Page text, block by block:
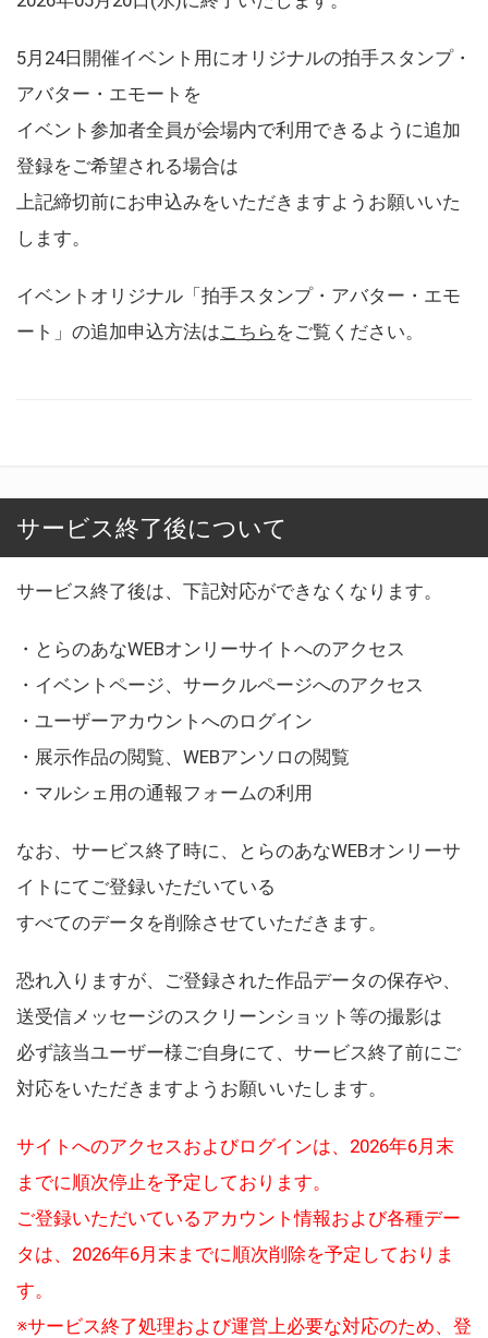
5月24日開催イベント用にオリジナルの拍手スタンプ・
アバター・エモートを
イベント参加者全員が会場内で利用できるように追加
登録をご希望される場合は
上記締切前にお申込みをいただきますようお願いいた
します。
イベントオリジナル「拍手スタンプ・アバター・エモ
ート」の追加申込方法はこちら をご覧ください。
サービス終了後について
サービス終了後は、下記対応ができなくなります。
・とらのあなWEBオンリーサイトへのアクセス
・イベントページ、サークルページへのアクセス
・ユーザーアカウントへのログイン
・展示作品の閲覧、WEBアンソロの閲覧
・マルシェ用の通報フォームの利用
なお、サービス終了時に、とらのあなWEBオンリーサ
イトにてご登録いただいている
すべてのデータを削除させていただきます。
恐れ入りますが、ご登録された作品データの保存や、
送受信メッセージのスクリーンショット等の撮影は
必ず該当ユーザー様ご自身にて、サービス終了前にご
対応をいただきますようお願いいたします。
サイトへのアクセスおよびログインは、2026年6月末
までに順次停止を予定しております。
ご登録いただいているアカウント情報および各種デー
タは、2026年6月末までに順次削除を予定しておりま
す。
※サービス終了処理および運営上必要な対応のため、登